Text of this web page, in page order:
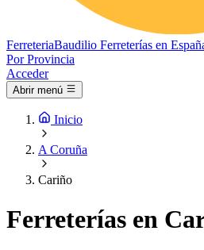
FerreteriaBaudilio Ferreterías en
Por Provincia
Acceder
Abrir menú
Inicio
A Coruña
Cariño
Ferreterías en